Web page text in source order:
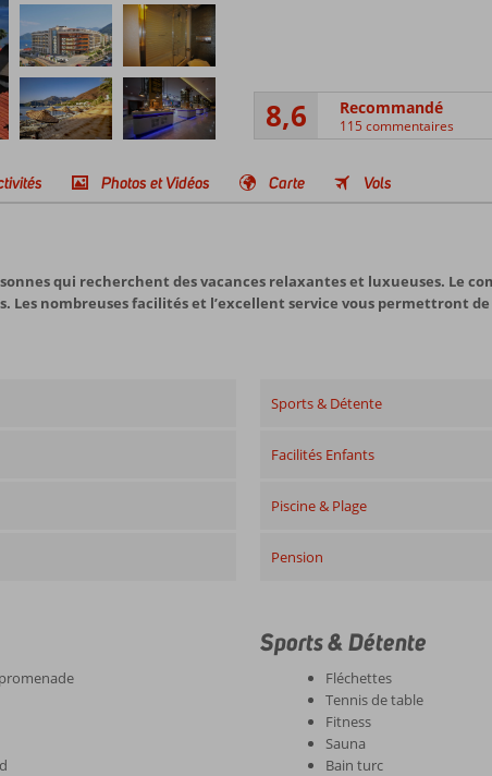
8,6 Recommandé
115 commentaires
Photos et Vidéos Carte Vols
qui recherchent des vacances relaxantes et luxueuses. Le
nombreuses facilités et l’excellent service vous permettront
Sports & Détente
Facilités Enfants
Piscine & Plage
Pension
Sports & Détente
Fléchettes
Tennis de table
Fitness
Sauna
Bain turc